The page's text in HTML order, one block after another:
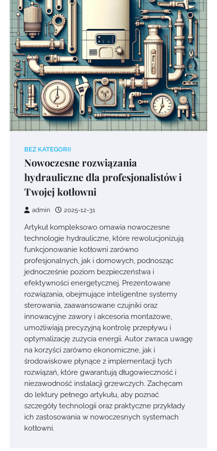
BEZ KATEGORII
Nowoczesne rozwiązania
hydrauliczne dla profesjonalistów i
Twojej kotłowni
admin 2025-12-31
Artykuł kompleksowo omawia nowoczesne
technologie hydrauliczne, które rewolucjonizują
funkcjonowanie kotłowni zarówno
profesjonalnych, jak i domowych, podnosząc
jednocześnie poziom bezpieczeństwa i
efektywności energetycznej. Prezentowane
rozwiązania, obejmujące inteligentne systemy
sterowania, zaawansowane czujniki oraz
innowacyjne zawory i akcesoria montażowe,
umożliwiają precyzyjną kontrolę przepływu i
optymalizację zużycia energii. Autor zwraca uwagę
na korzyści zarówno ekonomiczne, jak i
środowiskowe płynące z implementacji tych
rozwiązań, które gwarantują długowieczność i
niezawodność instalacji grzewczych. Zachęcam
do lektury pełnego artykułu, aby poznać
szczegóły technologii oraz praktyczne przykłady
ich zastosowania w nowoczesnych systemach
kotłowni.